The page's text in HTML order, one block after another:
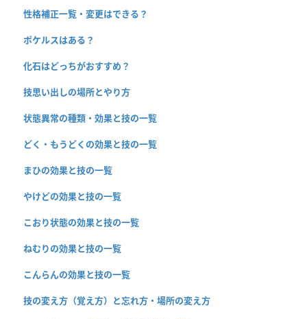
性格補正一覧・変更はできる？
ポケルスはある？
化石はどっちがおすすめ？
技思い出しの場所とやり方
状態異常の種類・効果と技の一覧
どく・もうどくの効果と技の一覧
まひの効果と技の一覧
やけどの効果と技の一覧
こおり状態の効果と技の一覧
ねむりの効果と技の一覧
こんらんの効果と技の一覧
技の変え方（覚え方）と忘れ方・場所の変え方